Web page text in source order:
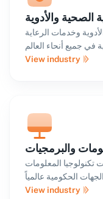
الصحية والأدوية
وخدمات الرعاية
View industry
والبرمجيات
المعلومات
View industry